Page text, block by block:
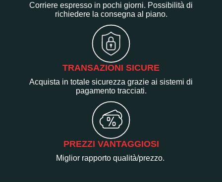
Corriere espresso in pochi giorni. Possibilità di
richiedere la consegna al piano.
TRANSAZIONI SICURE
Acquista in totale sicurezza grazie ai sistemi di
pagamento tracciati.
PREZZI VANTAGGIOSI
Miglior rapporto qualità/prezzo.